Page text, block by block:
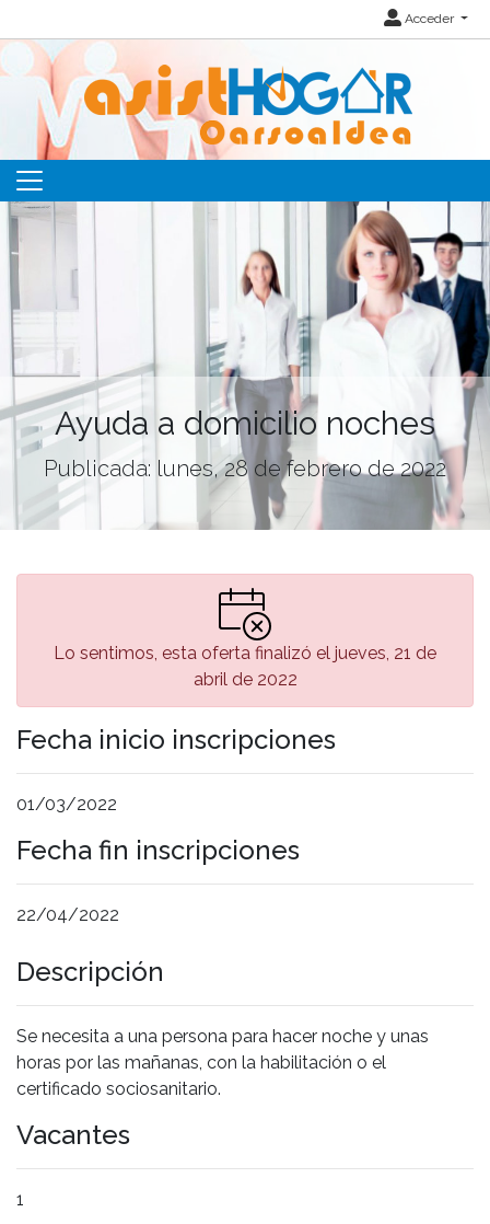
Acceder
Ayuda a domicilio noches
Publicada: lunes, 28 de febrero de 2022
Lo sentimos, esta oferta finalizó el jueves, 21 de
abril de 2022
Fecha inicio inscripciones
01/03/2022
Fecha fin inscripciones
22/04/2022
Descripción
Se necesita a una persona para hacer noche y unas
horas por las mañanas, con la habilitación o el
certificado sociosanitario.
Vacantes
1